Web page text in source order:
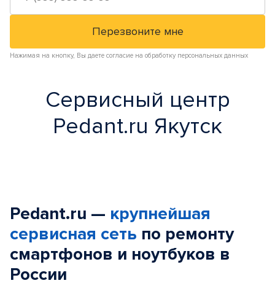
Нажимая на кнопку, Вы даете согласие на обработку персональных данных
Сервисный центр
Pedant.ru Якутск
Pedant.ru — крупнейшая
сервисная сеть по ремонту
смартфонов и ноутбуков в
России